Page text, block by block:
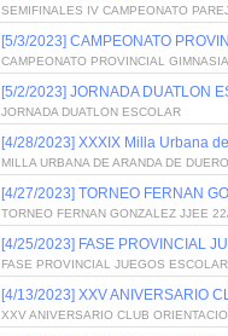
SEMIFINALES IV CAMPEONATO
[5/3/2023] CAMPEONATO
CAMPEONATO PROVINCIAL
[5/2/2023] JORNADA DUATLON
JORNADA DUATLON ESCOLAR
[4/28/2023] XXXIX Milla Urbana
MILLA URBANA DE ARANDA DE
[4/27/2023] TORNEO FERNAN
TORNEO FERNAN GONZALEZ JJEE
[4/25/2023] FASE PROVINCIAL
FASE PROVINCIAL JUEGOS
[4/13/2023] XXV ANIVERSARIO
XXV ANIVERSARIO CLUB